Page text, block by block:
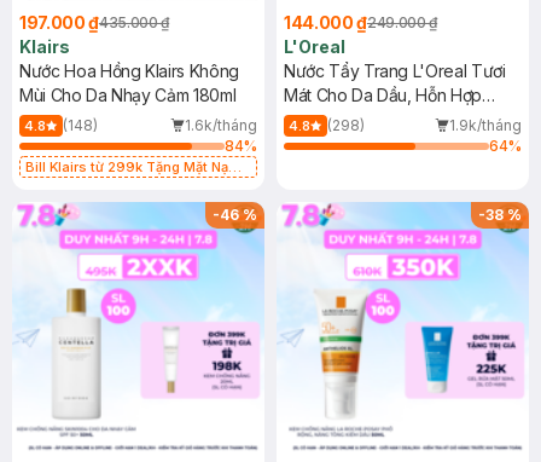
197.000 ₫435.000 ₫
Klairs
Nước Hoa Hồng Klairs Không
Mùi Cho Da Nhạy Cảm 180ml
4.8 (148)
1.6k/tháng
84%
Bill Klairs từ 299k Tặng Mặt Nạ
25ml (SL Có Hạn)
144.000 ₫249.000 ₫
L'Oreal
Nước Tẩy Trang L'Oreal Tươi
Mát Cho Da Dầu, Hỗn Hợp
400ml
4.8 (298)
1.9k/tháng
64%
-46% -38%